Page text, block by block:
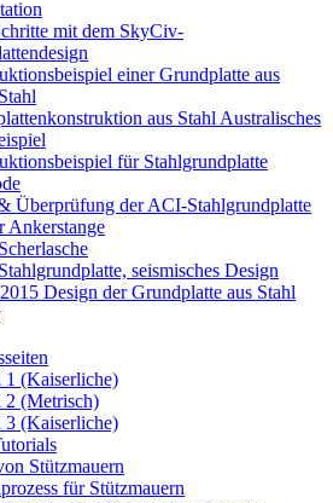
mit dem SkyCiv-
einer Grundplatte aus
aus Stahl Australisches
für Stahlgrundplatte
Überprüfung der ACI-Stahlgrundplatte
Ankerstange
seismisches Design
Design der Grundplatte aus Stahl
1 (Kaiserliche)
2 (Metrisch)
3 (Kaiserliche)
Stützmauern
für Stützmauern